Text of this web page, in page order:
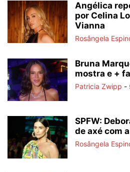
Angélica
por Celina
Vianna
Rosângela
Bruna
mostra e +
Patricia Zwipp -
SPFW:
de axé com
Rosângela